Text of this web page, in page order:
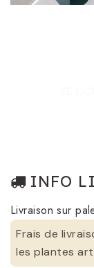
INFO
Livraison sur
Frais de
les plantes